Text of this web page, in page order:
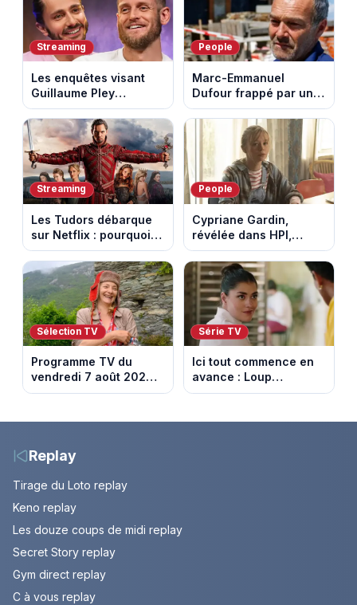
Streaming
Les enquêtes visant
Guillaume Pley
poussent Ragnar Le
Breton à quitter la
tournée Legend
People
Marc-Emmanuel
Dufour frappé par un
terrible incendie : son
chalet part en fumée
Streaming
Les Tudors débarque
sur Netflix : pourquoi la
série n’a rien perdu de
son pouvoir
People
Cypriane Gardin,
révélée dans HPI,
lance une cagnotte
après des difficultés
financières
Sélection TV
Programme TV du
vendredi 7 août 2026 :
notre sélection pour
Série TV
Ici tout commence en
avance : Loup
découvre la trahison
10 août 2026 (spoiler)
Replay
Tirage du Loto replay
Keno replay
Les douze coups de midi replay
Secret Story replay
Gym direct replay
C à vous replay